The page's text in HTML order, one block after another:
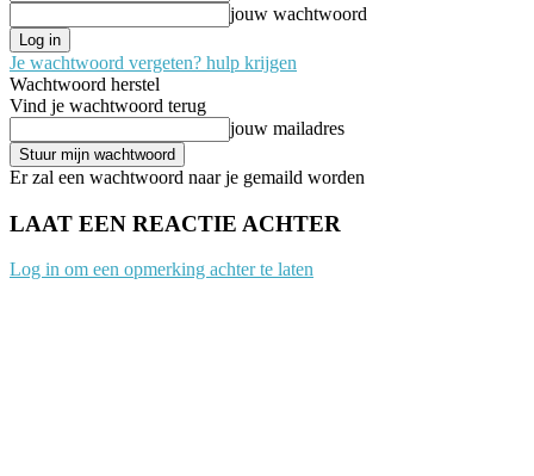
jouw wachtwoord
Je wachtwoord vergeten? hulp krijgen
Wachtwoord herstel
Vind je wachtwoord terug
jouw mailadres
Er zal een wachtwoord naar je gemaild worden
LAAT EEN REACTIE ACHTER
Log in om een opmerking achter te laten